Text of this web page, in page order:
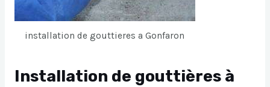
installation de gouttieres a Gonfaron
Installation de gouttières à